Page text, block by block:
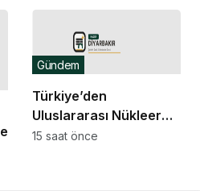
Türkiye’den
Uluslararası Nükleer
Bilim Olimpiyatı’nda 1
Gündem
15 saat önce